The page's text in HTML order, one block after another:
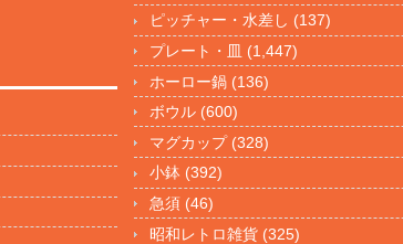
ピッチャー・水差し (137)
プレート・皿 (1,447)
ホーロー鍋 (136)
ボウル (600)
マグカップ(328)
小鉢 (392)
急須 (46)
昭和レトロ雑貨 (325)